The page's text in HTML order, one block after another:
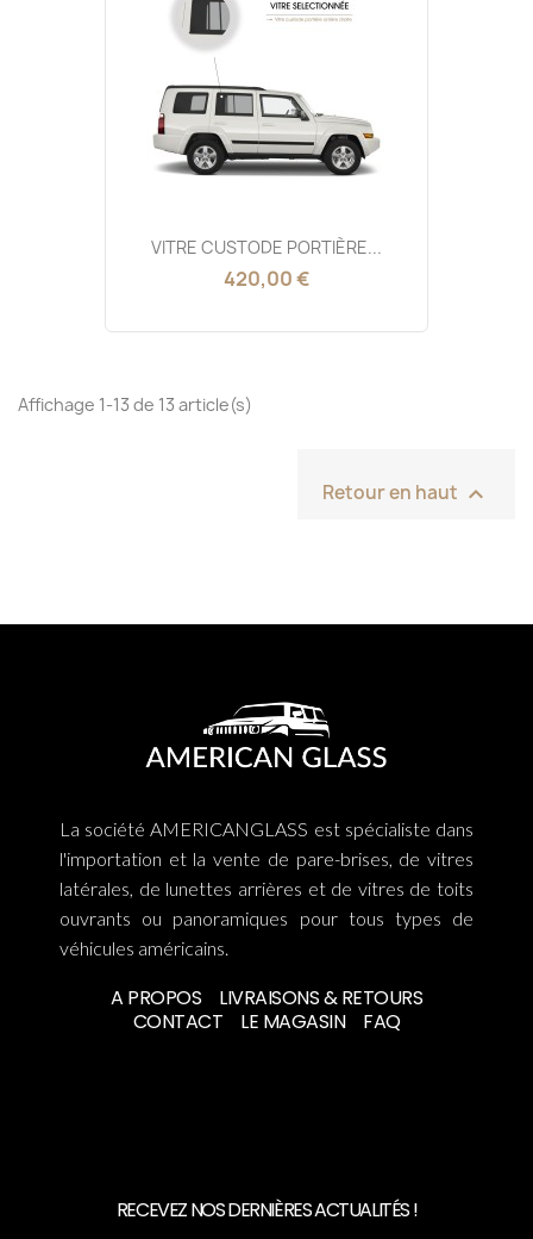
VITRE CUSTODE PORTIÈRE...
420,00 €
Affichage 1-13 de 13 article(s)
Retour en haut 
La société AMERICANGLASS est spécialiste dans
l'importation et la vente de pare-brises, de vitres
latérales, de lunettes arrières et de vitres de toits
ouvrants ou panoramiques pour tous types de
véhicules américains.
A PROPOS
LIVRAISONS & RETOURS
CONTACT
LE MAGASIN FAQ
RECEVEZ NOS DERNIÈRES ACTUALITÉS !